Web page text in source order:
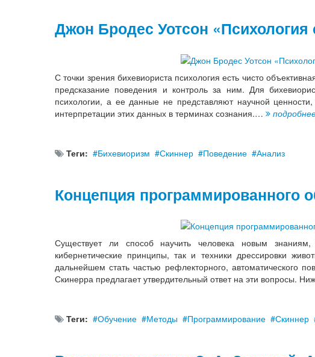
Джон Бродес Уотсон «Психология
С точки зрения бихевиориста психология есть чисто
предсказание поведения и контроль за ним. Для
психологии, а ее данные не представляют научной
интерпретации этих данных в терминах сознания.…
Теги: Бихевиоризм Скиннер Поведение Анализ
Концепция программированного
Существует ли способ научить человека новым
кибернетические принципы, так и техники дрессировки
дальнейшем стать частью рефлекторного, автоматического
Скинерра предлагает утвердительный ответ на эти вопросы.
Теги: Обучение Методы Программирование Скиннер